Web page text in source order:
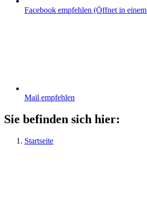
Facebook empfehlen (Öffnet in
Mail empfehlen
Sie befinden sich hier:
Startseite